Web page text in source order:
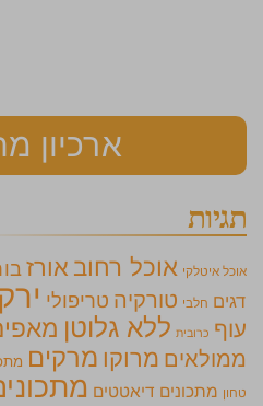
ארכיון
תגיות
אוכל איטלקי אוכל רחוב אורז
דגים חלבי טורקיה טריפולי
עוף כרובית ללא גלוטן
ממולאים מרוקו מרקים
טחון מתכונים דיאטטים